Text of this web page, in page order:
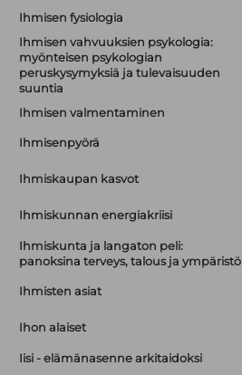
Ihmisen fysiologia
Ihmisen vahvuuksien psykologia:
myönteisen psykologian
peruskysymyksiä ja tulevaisuuden
suuntia
Ihmisen valmentaminen
Ihmisenpyörä
Ihmiskaupan kasvot
Ihmiskunnan energiakriisi
Ihmiskunta ja langaton peli:
panoksina terveys, talous ja ympäristö
Ihmisten asiat
Ihon alaiset
Iisi - elämänasenne arkitaidoksi